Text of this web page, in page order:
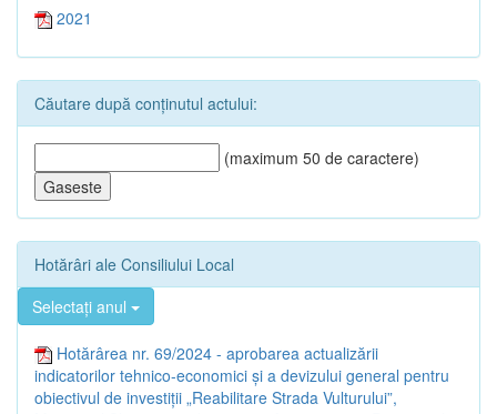
2021
Căutare după conținutul actului:
(maximum 50 de caractere)
Hotărâri ale Consiliului Local
Selectați anul
Hotărârea nr. 69/2024 - aprobarea actualizării
indicatorilor tehnico-economici și a devizului general pentru
obiectivul de investiții „Reabilitare Strada Vulturului”,